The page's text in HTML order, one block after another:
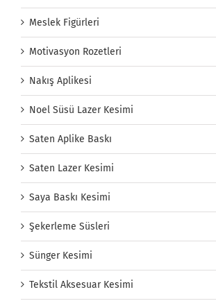
Meslek Figürleri
Motivasyon Rozetleri
Nakış Aplikesi
Noel Süsü Lazer Kesimi
Saten Aplike Baskı
Saten Lazer Kesimi
Saya Baskı Kesimi
Şekerleme Süsleri
Sünger Kesimi
Tekstil Aksesuar Kesimi